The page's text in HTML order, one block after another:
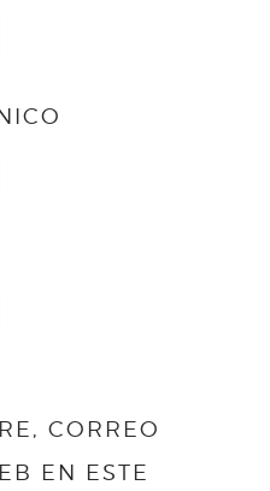
CORREO
EN ESTE